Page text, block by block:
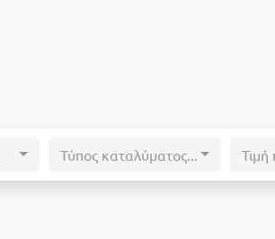
Τύπος καταλύματος... Τιμή